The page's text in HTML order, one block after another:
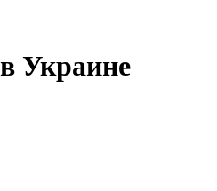
Украине